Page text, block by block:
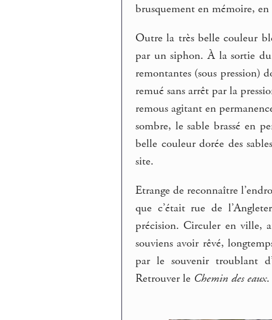
brusquement en mémoire,
Outre la très belle couleur
par un siphon. À la sortie du
remontantes (sous pression)
remué sans arrêt par la
remous agitant en
sombre, le sable brassé en
belle couleur dorée des
site.
Etrange de reconnaître
que c’était rue de
précision. Circuler en ville,
souviens avoir rêvé,
par le souvenir troublant
Retrouver le Chemin des eaux.